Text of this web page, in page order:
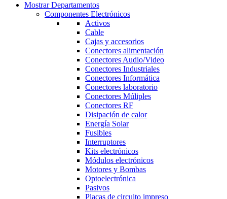
Mostrar Departamentos
Componentes Electrónicos
Activos
Cable
Cajas y accesorios
Conectores alimentación
Conectores Audio/Video
Conectores Industriales
Conectores Informática
Conectores laboratorio
Conectores Múliples
Conectores RF
Disipación de calor
Energía Solar
Fusibles
Interruptores
Kits electrónicos
Módulos electrónicos
Motores y Bombas
Optoelectrónica
Pasivos
Placas de circuito impreso